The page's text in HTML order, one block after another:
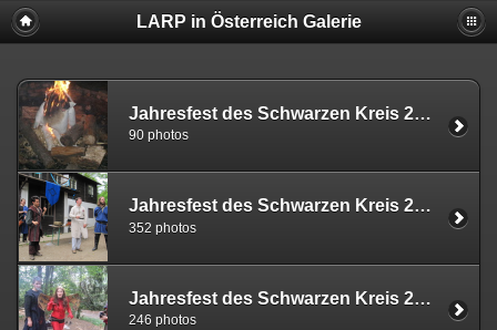
LARP in Österreich Galerie
Jahresfest des Schwarzen Kreis 2011
90 photos
Jahresfest des Schwarzen Kreis 2013
352 photos
Jahresfest des Schwarzen Kreis 2012
246 photos